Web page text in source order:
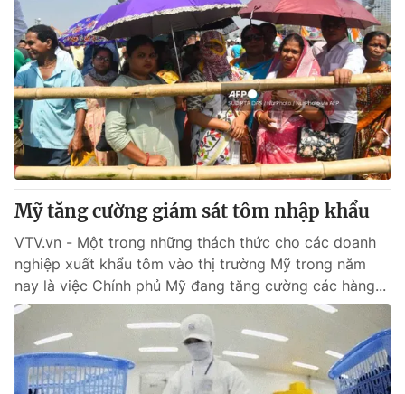
VTV Money VTV Thể thao
VTV Sức khoẻ Bất động sản
Thị trường 24h Tấm lòng Việt
VTV4 Vươn mình bằng AI
VTV9
Liên hệ tòa soạn English
THỜI BÁO VTV
Mỹ tăng cường giám sát tôm nhập khẩu
VTV.vn - Một trong những thách thức cho các doanh
nghiệp xuất khẩu tôm vào thị trường Mỹ trong năm
nay là việc Chính phủ Mỹ đang tăng cường các hàng...